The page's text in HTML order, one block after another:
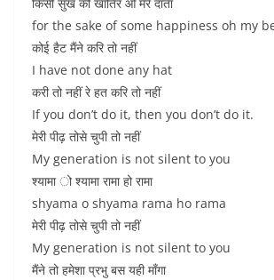
किसी सुख की खातिर ओ मेरे दाता
for the sake of some happiness oh my
कोई हैट मैंने करि तो नहीं
I have not done any hat
करी तो नहीं रे हत करि तो नहीं
If you don’t do it, then you don’t do it.
मेरी पीढ़ तोसे चुपी तो नहीं
My generation is not silent to you
श्यामा ो श्यामा रामा हो रामा
shyama o shyama rama ho rama
मेरी पीढ़ तोसे चुपी तो नहीं
My generation is not silent to you
मैंने तो हमेशा प्रभु बस यही माँगा